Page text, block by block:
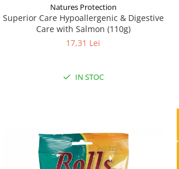
Natures Protection
Superior Care Hypoallergenic & Digestive
Care with Salmon (110g)
17,31 Lei
IN STOC